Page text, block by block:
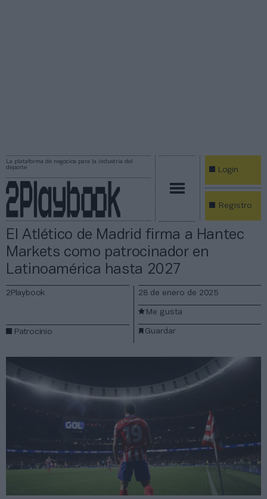
La plataforma de negocios para la industria del
deporte
Login
Registro
El Atlético de Madrid firma a Hantec
Markets como patrocinador en
Latinoamérica hasta 2027
2Playbook
Patrocinio
28 de enero de 2025
Guardar
Me gusta